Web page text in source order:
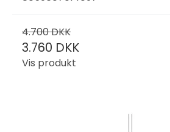
4.700 DKK
3.760 DKK
Vis produkt